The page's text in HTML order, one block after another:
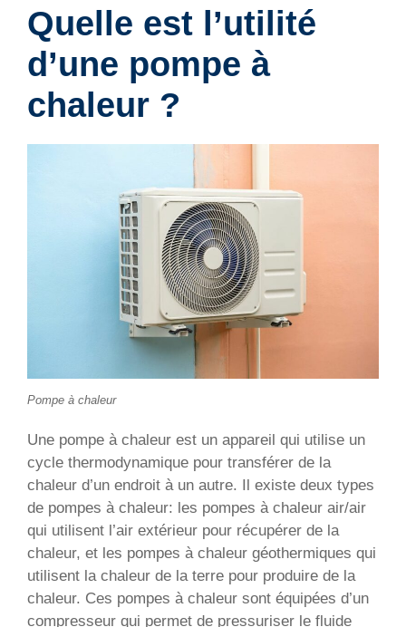
Quelle est l’utilité
d’une pompe à
chaleur ?
Pompe à chaleur
Une pompe à chaleur est un appareil qui utilise un
cycle thermodynamique pour transférer de la
chaleur d’un endroit à un autre. Il existe deux types
de pompes à chaleur: les pompes à chaleur air/air
qui utilisent l’air extérieur pour récupérer de la
chaleur, et les pompes à chaleur géothermiques qui
utilisent la chaleur de la terre pour produire de la
chaleur. Ces pompes à chaleur sont équipées d’un
compresseur qui permet de pressuriser le fluide